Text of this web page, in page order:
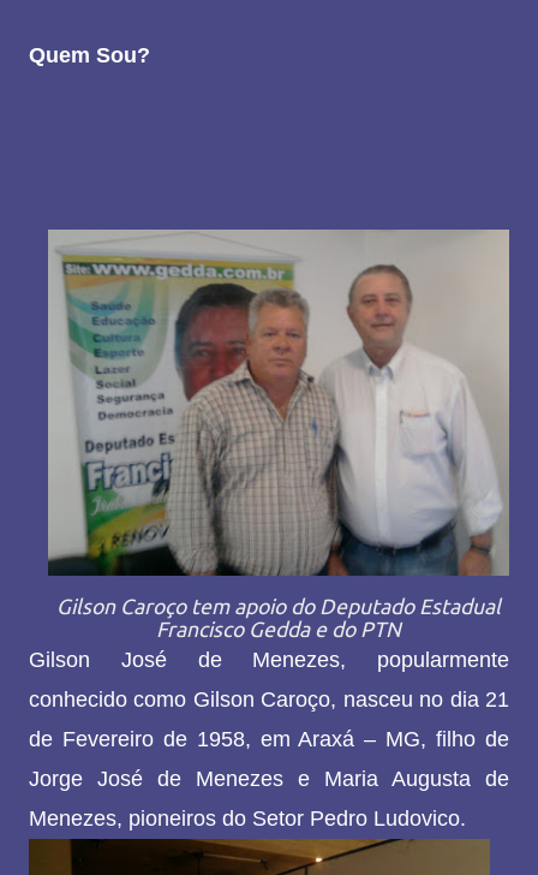
Quem Sou?
Gilson Caroço tem apoio do Deputado Estadual
Francisco Gedda e do PTN
Gilson José de Menezes, popularmente
conhecido como Gilson Caroço, nasceu no dia 21
de Fevereiro de 1958, em Araxá – MG, filho de
Jorge José de Menezes e Maria Augusta de
Menezes, pioneiros do Setor Pedro Ludovico.